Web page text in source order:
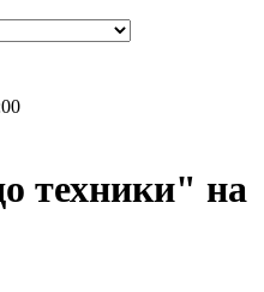
техники" на